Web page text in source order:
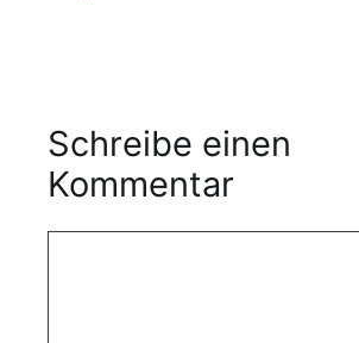
Schreibe einen
Kommentar